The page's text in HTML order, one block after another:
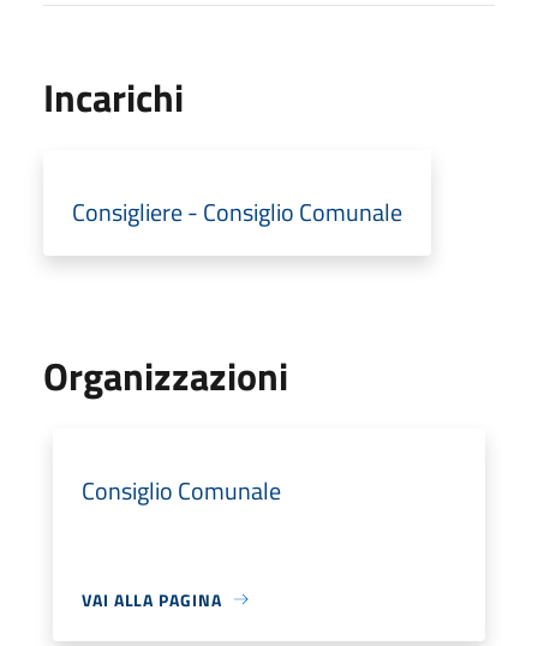
Incarichi
Consigliere - Consiglio Comunale
Organizzazioni
Consiglio Comunale
VAI ALLA PAGINA